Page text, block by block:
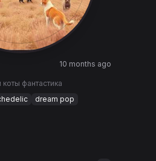
10 months ago
фантастика
dream pop